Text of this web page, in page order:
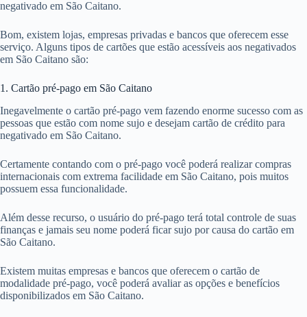
negativado em São Caitano.
Bom, existem lojas, empresas privadas e bancos que oferecem esse
serviço. Alguns tipos de cartões que estão acessíveis aos negativados
em São Caitano são:
1. Cartão pré-pago em São Caitano
Inegavelmente o cartão pré-pago vem fazendo enorme sucesso com as
pessoas que estão com nome sujo e desejam cartão de crédito para
negativado em São Caitano.
Certamente contando com o pré-pago você poderá realizar compras
internacionais com extrema facilidade em São Caitano, pois muitos
possuem essa funcionalidade.
Além desse recurso, o usuário do pré-pago terá total controle de suas
finanças e jamais seu nome poderá ficar sujo por causa do cartão em
São Caitano.
Existem muitas empresas e bancos que oferecem o cartão de
modalidade pré-pago, você poderá avaliar as opções e benefícios
disponibilizados em São Caitano.